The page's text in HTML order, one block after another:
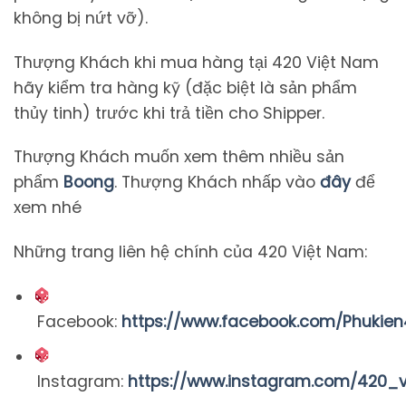
không bị nứt vỡ).
Thượng Khách khi mua hàng tại 420 Việt Nam
hãy kiểm tra hàng kỹ (đặc biệt là sản phẩm
thủy tinh) trước khi trả tiền cho Shipper.
Thượng Khách muốn xem thêm nhiều sản
phẩm Boong. Thượng Khách nhấp vào đâyđể
xem nhé
Những trang liên hệ chính của 420 Việt Nam:
Facebook: https://www.facebook.com/
Instagram: https://www.instagram.com/